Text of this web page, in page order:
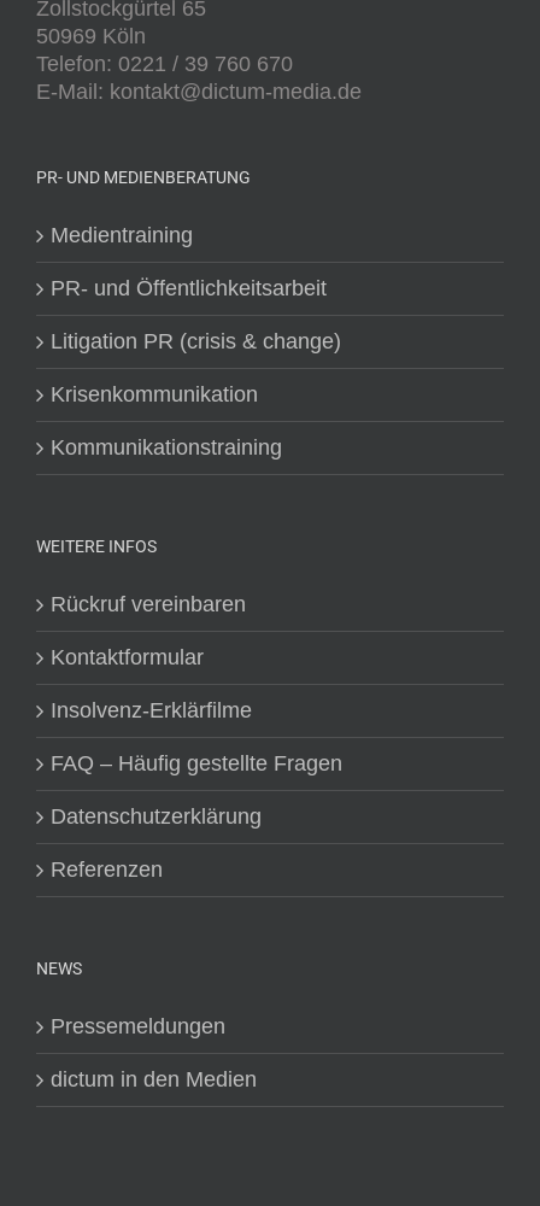
Zollstockgürtel 65
50969 Köln
Telefon: 0221 / 39 760 670
E-Mail: kontakt@dictum-media.de
PR- UND MEDIENBERATUNG
Medientraining
PR- und Öffentlichkeitsarbeit
Litigation PR (crisis & change)
Krisenkommunikation
Kommunikationstraining
WEITERE INFOS
Rückruf vereinbaren
Kontaktformular
Insolvenz-Erklärfilme
FAQ – Häufig gestellte Fragen
Datenschutzerklärung
Referenzen
NEWS
Pressemeldungen
dictum in den Medien